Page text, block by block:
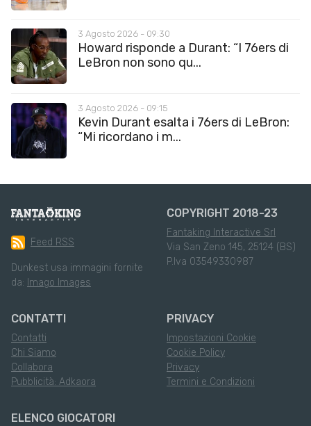
3 Agosto 2026 - 09:30
Howard risponde a Durant: “I 76ers di
LeBron non sono qu...
3 Agosto 2026 - 09:15
Kevin Durant esalta i 76ers di LeBron:
“Mi ricordano i m...
Feed RSS
Dunkest usa immagini fornite
da: Imago Images
COPYRIGHT 2018-23
Fantaking Interactive Srl
Via San Zeno 145, 25124 (BS)
P.Iva 03549330987
CONTATTI
Contatti
Chi Siamo
Collabora
Pubblicità: Adkaora
PRIVACY
Impostazioni Cookie
Cookie Policy
Privacy
Termini e Condizioni
ELENCO GIOCATORI